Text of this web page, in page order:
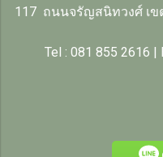
117 ถนนจรัญสนิทวงศ์ เข
Tel : 081 855 2616 |